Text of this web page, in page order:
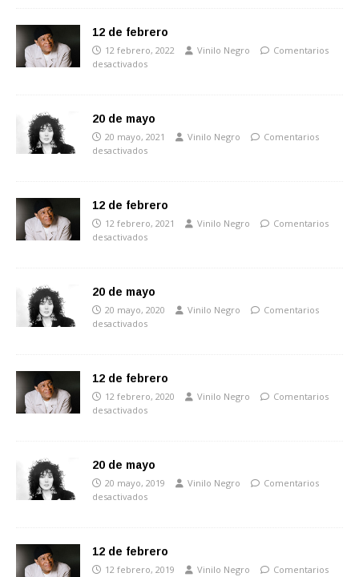
12 de febrero
12 febrero, 2022 Vinilo Negro
Comentarios
desactivados
20 de mayo
20 mayo, 2021 Vinilo Negro
Comentarios
desactivados
12 de febrero
12 febrero, 2021 Vinilo Negro
Comentarios
desactivados
20 de mayo
20 mayo, 2020 Vinilo Negro
Comentarios
desactivados
12 de febrero
12 febrero, 2020 Vinilo Negro
Comentarios
desactivados
20 de mayo
20 mayo, 2019 Vinilo Negro
Comentarios
desactivados
12 de febrero
12 febrero, 2019 Vinilo Negro Comentarios